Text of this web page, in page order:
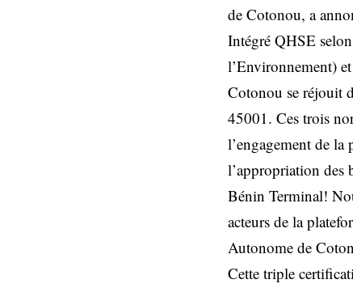
de Cotonou, a
Intégré QHSE
l’Environnement)
Cotonou se réjouit
45001. Ces trois
l’engagement de la
l’appropriation des
Bénin Terminal!
acteurs de la
Autonome de
Cette triple